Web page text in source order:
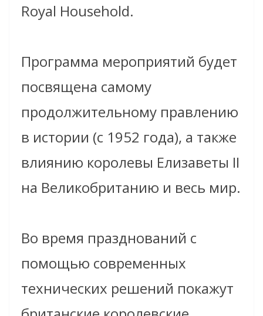
Royal Household.
Программа мероприятий будет
посвящена самому
продолжительному правлению
в истории (с 1952 года), а также
влиянию королевы Елизаветы II
на Великобританию и весь мир.
Во время празднований с
помощью современных
технических решений покажут